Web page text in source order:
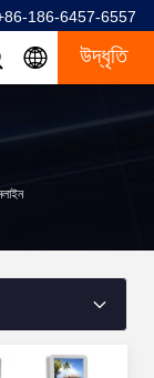
186-6457-6557
উদ্ধৃতি